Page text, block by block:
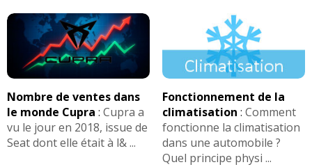
Nombre de ventes dans
le monde Cupra : Cupra a
vu le jour en 2018, issue de
Seat dont elle était à l& ...
Fonctionnement de la
climatisation : Comment
fonctionne la climatisation
dans une automobile ?
Quel principe physi ...